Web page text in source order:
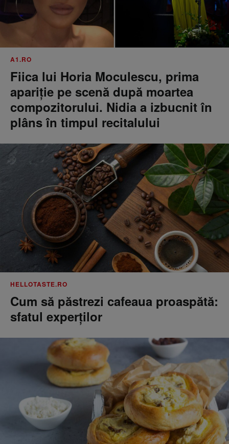
A1.RO
Fiica lui Horia Moculescu, prima
apariție pe scenă după moartea
compozitorului. Nidia a izbucnit în
plâns în timpul recitalului
HELLOTASTE.RO
Cum să păstrezi cafeaua proaspătă:
sfatul experților